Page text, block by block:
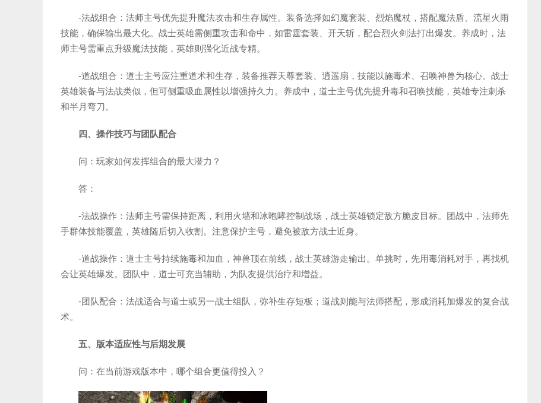
-法战组合：法师主号优先提升魔法攻击和生存属性。装备选择如幻魔套装、烈焰魔杖，搭配魔法盾、流星火雨
技能，确保输出最大化。战士英雄需侧重攻击和命中，如雷霆套装、开天斩，配合烈火剑法打出爆发。养成时，法
师主号需重点升级魔法技能，英雄则强化近战专精。
-道战组合：道士主号应注重道术和生存，装备推荐天尊套装、逍遥扇，技能以施毒术、召唤神兽为核心。战士
英雄装备与法战类似，但可侧重吸血属性以增强持久力。养成中，道士主号优先提升毒和召唤技能，英雄专注刺杀
和半月弯刀。
四、操作技巧与团队配合
问：玩家如何发挥组合的最大潜力？
答：
-法战操作：法师主号需保持距离，利用火墙和冰咆哮控制战场，战士英雄锁定敌方脆皮目标。团战中，法师先
手群体技能覆盖，英雄随后切入收割。注意保护主号，避免被敌方战士近身。
-道战操作：道士主号持续施毒和加血，神兽顶在前线，战士英雄游走输出。单挑时，先用毒消耗对手，再找机
会让英雄爆发。团队中，道士可充当辅助，为队友提供治疗和增益。
-团队配合：法战适合与道士或另一战士组队，弥补生存短板；道战则能与法师搭配，形成消耗加爆发的复合战
术。
五、版本适应性与后期发展
问：在当前游戏版本中，哪个组合更值得投入？